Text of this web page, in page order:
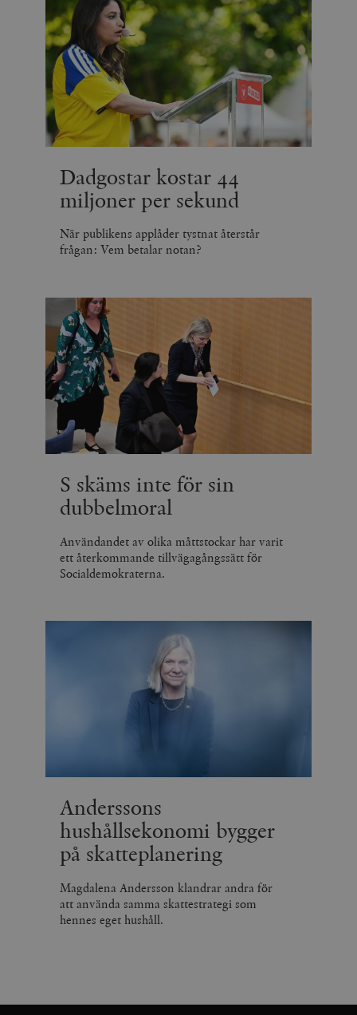
Dadgostar kostar 44
miljoner per sekund
När publikens applåder tystnat återstår
frågan: Vem betalar notan?
S skäms inte för sin
dubbelmoral
Användandet av olika måttstockar har varit
ett återkommande tillvägagångssätt för
Socialdemokraterna.
Anderssons
hushållsekonomi bygger
på skatteplanering
Magdalena Andersson klandrar andra för
att använda samma skattestrategi som
hennes eget hushåll.